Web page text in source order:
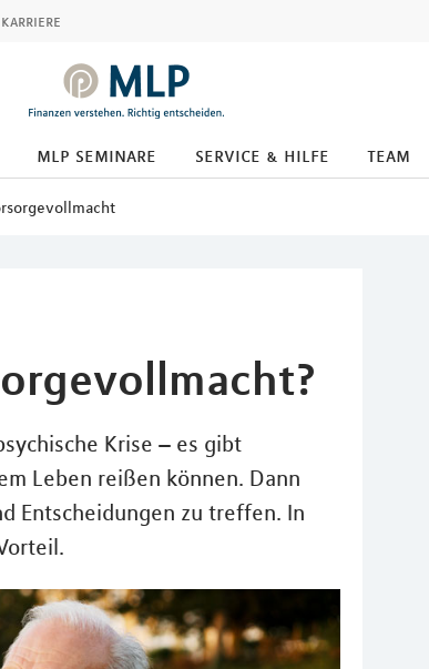
karriere
mlp seminare service & hilfe team
Krise – es gibt
Leben reißen können. Dann
Entscheidungen zu treffen. In